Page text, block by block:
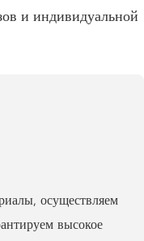
и индивидуальной
осуществляем
высокое